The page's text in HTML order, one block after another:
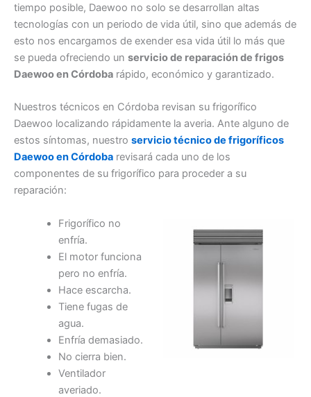
tiempo posible, Daewoo no solo se desarrollan altas
tecnologías con un periodo de vida útil, sino que además de
esto nos encargamos de exender esa vida útil lo más que
se pueda ofreciendo un servicio de reparación de frigos
Daewoo en Córdoba rápido, económico y garantizado.
Nuestros técnicos en Córdoba revisan su frigorífico
Daewoo localizando rápidamente la averia. Ante alguno de
estos síntomas, nuestro servicio técnico de frigoríficos
Daewoo en Córdoba revisará cada uno de los
componentes de su frigorífico para proceder a su
reparación:
Frigorífico no
enfría.
El motor funciona
pero no enfría.
Hace escarcha.
Tiene fugas de
agua.
Enfría demasiado.
No cierra bien.
Ventilador
averiado.